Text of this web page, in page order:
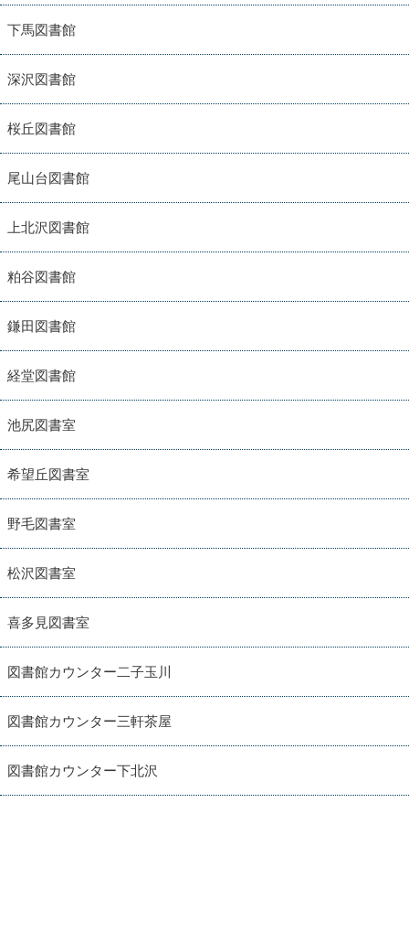
下馬図書館
深沢図書館
桜丘図書館
尾山台図書館
上北沢図書館
粕谷図書館
鎌田図書館
経堂図書館
池尻図書室
希望丘図書室
野毛図書室
松沢図書室
喜多見図書室
図書館カウンター二子玉川
図書館カウンター三軒茶屋
図書館カウンター下北沢